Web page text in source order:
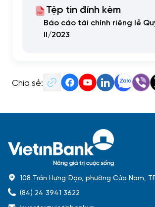
Tệp tin đính kèm
Báo cáo tài chính riêng lẻ
II/2023
Chia sẻ:
108 Trần Hưng Đạo, phường Cửa Nam,
(84) 24 3941 3622